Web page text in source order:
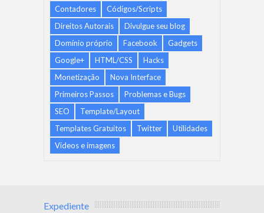
Contadores
Códigos/Scripts
Direitos Autorais
Divulgue seu blog
Domínio próprio
Facebook
Gadgets
Google+
HTML/CSS
Hacks
Monetização
Nova Interface
Primeiros Passos
Problemas e Bugs
SEO
Template/Layout
Templates Gratuitos
Twitter
Utilidades
Vídeos e imagens
Expediente